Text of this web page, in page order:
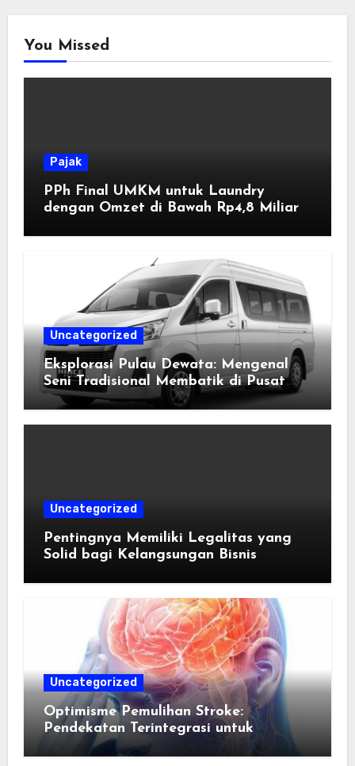
You Missed
Pajak
PPh Final UMKM untuk Laundry
dengan Omzet di Bawah Rp4,8 Miliar
Uncategorized
Eksplorasi Pulau Dewata: Mengenal
Seni Tradisional Membatik di Pusat
Kebudayaan Ubud
Uncategorized
Pentingnya Memiliki Legalitas yang
Solid bagi Kelangsungan Bisnis
Uncategorized
Optimisme Pemulihan Stroke:
Pendekatan Terintegrasi untuk
Mengembalikan Kualitas Hidup Guna